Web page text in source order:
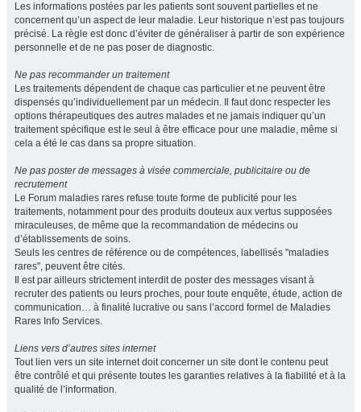
Les informations postées par les patients sont souvent partielles et ne
concernent qu’un aspect de leur maladie. Leur historique n’est pas toujours
précisé. La règle est donc d’éviter de généraliser à partir de son expérience
personnelle et de ne pas poser de diagnostic.
Ne pas recommander un traitement
Les traitements dépendent de chaque cas particulier et ne peuvent être
dispensés qu’individuellement par un médecin. Il faut donc respecter les
options thérapeutiques des autres malades et ne jamais indiquer qu’un
traitement spécifique est le seul à être efficace pour une maladie, même si
cela a été le cas dans sa propre situation.
Ne pas poster de messages à visée commerciale, publicitaire ou de
recrutement
Le Forum maladies rares refuse toute forme de publicité pour les
traitements, notamment pour des produits douteux aux vertus supposées
miraculeuses, de même que la recommandation de médecins ou
d’établissements de soins.
Seuls les centres de référence ou de compétences, labellisés "maladies
rares", peuvent être cités.
Il est par ailleurs strictement interdit de poster des messages visant à
recruter des patients ou leurs proches, pour toute enquête, étude, action de
communication… à finalité lucrative ou sans l’accord formel de Maladies
Rares Info Services.
Liens vers d’autres sites internet
Tout lien vers un site internet doit concerner un site dont le contenu peut
être contrôlé et qui présente toutes les garanties relatives à la fiabilité et à la
qualité de l’information.